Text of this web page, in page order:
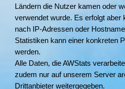
Ländern die Nutzer kamen oder
verwendet wurde. Es erfolgt aber
nach IP-Adressen oder
Statistiken kann einer konkreten
werden.
Alle Daten, die AWStats
zudem nur auf unserem Server
Drittanbieter weitergegeben.